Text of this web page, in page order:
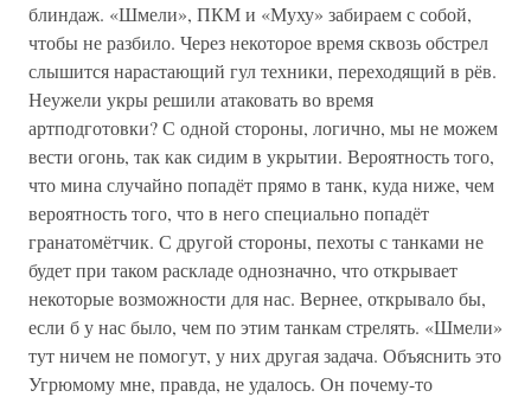
блиндаж. «Шмели», ПКМ и «Муху» забираем с собой,
чтобы не разбило. Через некоторое время сквозь обстрел
слышится нарастающий гул техники, переходящий в рёв.
Неужели укры решили атаковать во время
артподготовки? С одной стороны, логично, мы не можем
вести огонь, так как сидим в укрытии. Вероятность того,
что мина случайно попадёт прямо в танк, куда ниже, чем
вероятность того, что в него специально попадёт
гранатомётчик. С другой стороны, пехоты с танками не
будет при таком раскладе однозначно, что открывает
некоторые возможности для нас. Вернее, открывало бы,
если б у нас было, чем по этим танкам стрелять. «Шмели»
тут ничем не помогут, у них другая задача. Объяснить это
Угрюмому мне, правда, не удалось. Он почему-то